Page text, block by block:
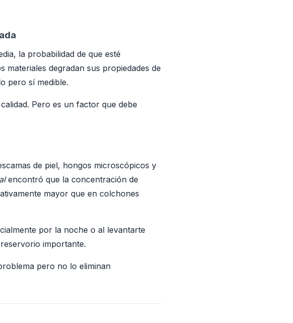
la probabilidad de que esté
materiales degradan sus propiedades de
pero sí medible.
Pero es un factor que debe
de piel, hongos microscópicos y
encontró que la concentración de
mayor que en colchones
por la noche o al levantarte
importante.
pero no lo eliminan